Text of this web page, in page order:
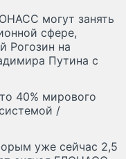
могут занять
сфере,
Рогозин на
Путина с
40% мирового
/
уже сейчас 2,5